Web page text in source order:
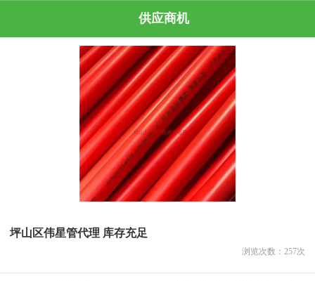
供应商机
坪山区伟星管代理 库存充足
浏览次数： 257次